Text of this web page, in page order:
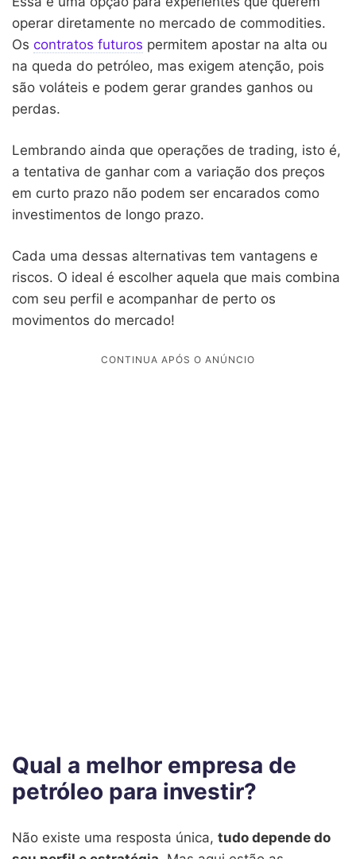
operar diretamente no mercado de commodities.
Os contratos futuros permitem apostar na alta ou
na queda do petróleo, mas exigem atenção, pois
são voláteis e podem gerar grandes ganhos ou
perdas.
Lembrando ainda que operações de trading, isto é,
a tentativa de ganhar com a variação dos preços
em curto prazo não podem ser encarados como
investimentos de longo prazo.
Cada uma dessas alternativas tem vantagens e
riscos. O ideal é escolher aquela que mais combina
com seu perfil e acompanhar de perto os
movimentos do mercado!
Qual a melhor empresa de
petróleo para investir?
Não existe uma resposta única, tudo depende do